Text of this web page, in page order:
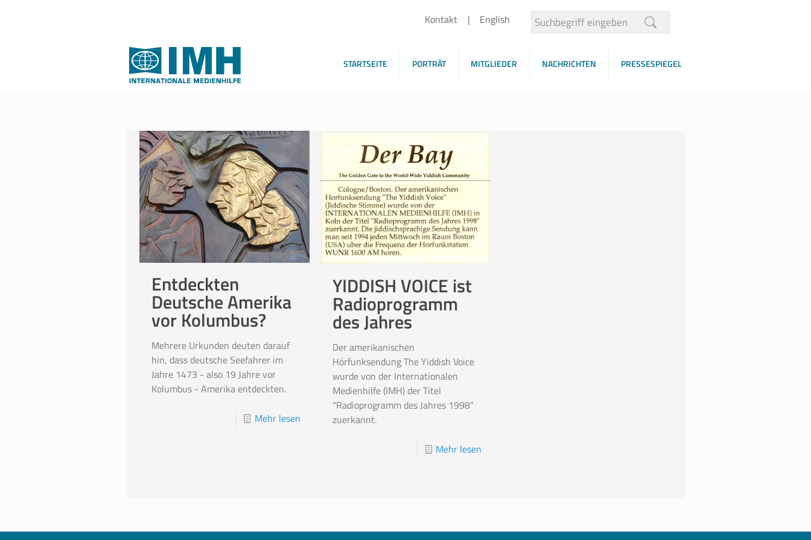
Kontakt English
STARTSEITE PORTRÄT MITGLIEDER NACHRICHTEN PRESSESPIEGEL
Entdeckten
Deutsche Amerika
vor Kolumbus?
Mehrere Urkunden deuten darauf
hin, dass deutsche Seefahrer im
Jahre 1473 - also 19 Jahre vor
Kolumbus - Amerika entdeckten.
Mehr lesen
YIDDISH VOICE ist
Radioprogramm
des Jahres
Der amerikanischen
Hörfunksendung The Yiddish Voice
wurde von der Internationalen
Medienhilfe (IMH) der Titel
"Radioprogramm des Jahres 1998"
zuerkannt.
Mehr lesen